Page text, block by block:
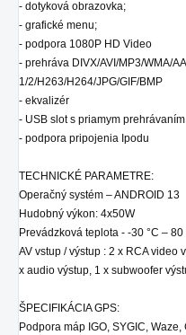
- dotyková obrazovka;
- grafické menu;
- podpora 1080P HD Video
- prehráva DIVX/AVI/MP3/WMA/
1/2/H263/H264/JPG/GIF/BMP
- ekvalizér
- USB slot s priamym prehrávaním
- podpora pripojenia Ipodu
TECHNICKÉ PARAMETRE:
Operačný systém – ANDROID 13
Hudobný výkon: 4x50W
Prevádzková teplota - -30 °C – 80
AV vstup / výstup : 2 x RCA video
x audio výstup, 1 x subwoofer
ŠPECIFIKÁCIA GPS:
Podpora máp IGO, SYGIC,